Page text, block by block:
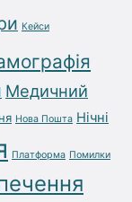
Кейси
Медичний
Нова Пошта Нічні
Платформа Помилки